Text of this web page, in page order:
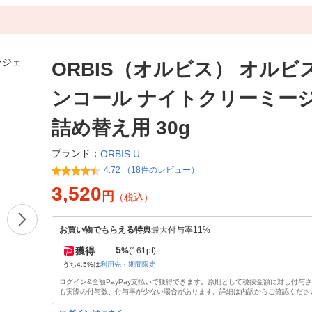
ORBIS（オルビス） オルビ
ンコール ナイトクリーミー
詰め替え用 30g
ブランド： ORBIS U
4.72 （18件のレビュー）
3,520 円 （税込）
お買い物でもらえる特典最大付与率11%
獲得 5%(161pt)
うち4.5%は利用先・期間限定
ログイン&全額PayPay支払いで獲得できます。原則として税抜金額に対し付与
も実際の付与数、付与率が少ない場合があります。詳細は内訳からご確認くださ